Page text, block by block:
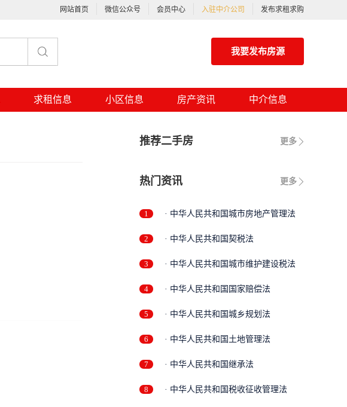
网站首页 微信公众号 会员中心 入驻中介公司 发布求租求购
我要发布房源
求租信息 小区信息 房产资讯 中介信息
更多
推荐二手房
更多
热门资讯
1 · 中华人民共和国城市房地产管理法
2 · 中华人民共和国契税法
3 · 中华人民共和国城市维护建设税法
4 · 中华人民共和国国家赔偿法
5 · 中华人民共和国城乡规划法
6 · 中华人民共和国土地管理法
7 · 中华人民共和国继承法
8 · 中华人民共和国税收征收管理法